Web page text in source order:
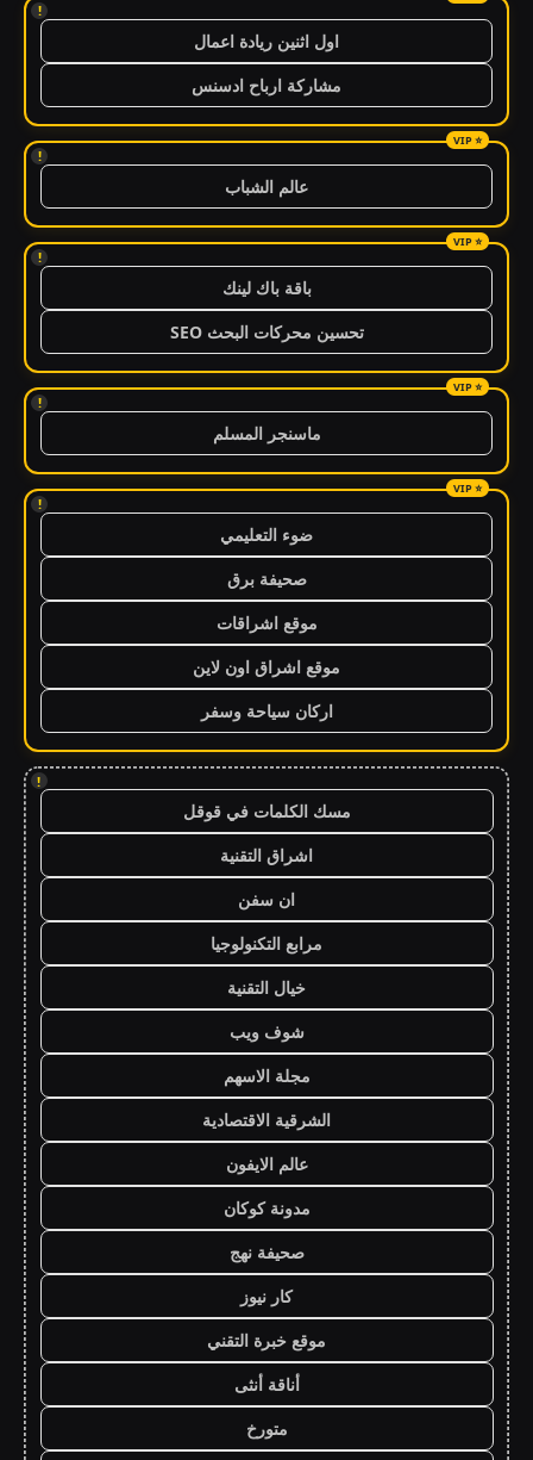
!
اول اثنين ريادة اعمال
مشاركة ارباح ادسنس
!
عالم الشباب
!
باقة باك لينك
تحسين محركات البحث SEO
!
ماسنجر المسلم
!
ضوء التعليمي
صحيفة برق
موقع اشراقات
موقع اشراق اون لاين
اركان سياحة وسفر
!
مسك الكلمات في قوقل
اشراق التقنية
ان سفن
مرابع التكنولوجيا
خيال التقنية
شوف ويب
مجلة الاسهم
الشرقية الاقتصادية
عالم الايفون
مدونة كوكان
صحيفة نهج
كار نيوز
موقع خبرة التقني
أناقة أنثى
متورخ